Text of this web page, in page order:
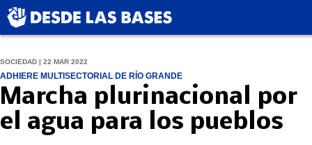
SOCIEDAD | 22 MAR 2022
ADHIERE MULTISECTORIAL DE RÍO GRANDE
Marcha plurinacional por
el agua para los pueblos